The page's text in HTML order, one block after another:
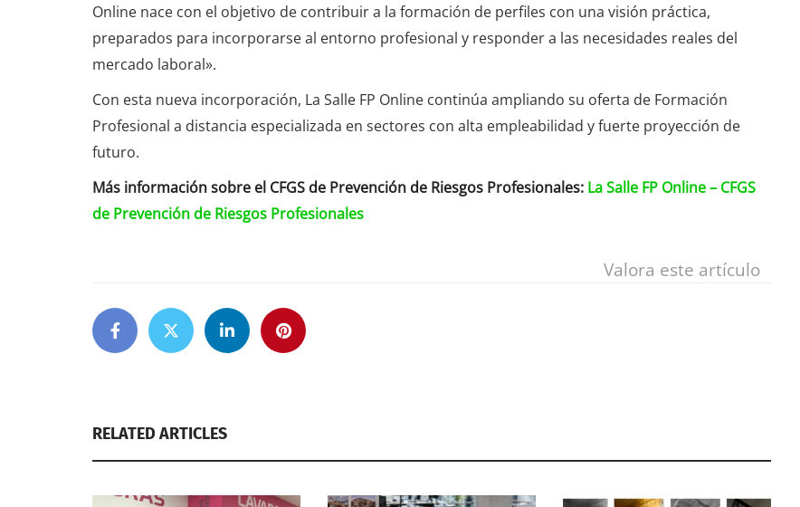
Online nace con el objetivo de contribuir a la formación de perfiles con una visión práctica,
preparados para incorporarse al entorno profesional y responder a las necesidades reales del
mercado laboral».
Con esta nueva incorporación, La Salle FP Online continúa ampliando su oferta de Formación
Profesional a distancia especializada en sectores con alta empleabilidad y fuerte proyección de
futuro.
Más información sobre el CFGS de Prevención de Riesgos Profesionales: La Salle FP Online – CFGS
de Prevención de Riesgos Profesionales
Valora este artículo
RELATED ARTICLES